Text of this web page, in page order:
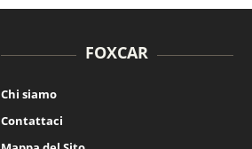
FOXCAR
Chi siamo
Contattaci